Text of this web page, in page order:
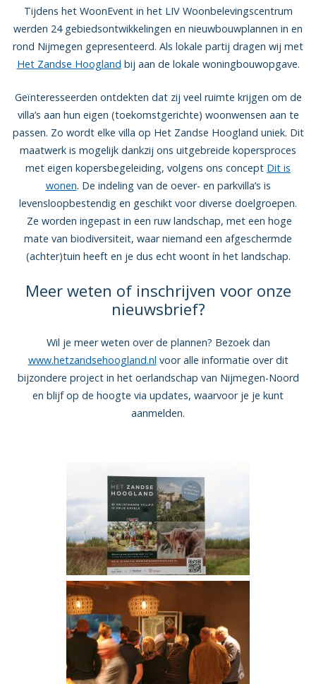
Tijdens het WoonEvent in het LIV Woonbelevingscentrum
werden 24 gebiedsontwikkelingen en nieuwbouwplannen in en
rond Nijmegen gepresenteerd. Als lokale partij dragen wij met
Het Zandse Hoogland bij aan de lokale woningbouwopgave.
Geïnteresseerden ontdekten dat zij veel ruimte krijgen om de
villa’s aan hun eigen (toekomstgerichte) woonwensen aan te
passen. Zo wordt elke villa op Het Zandse Hoogland uniek. Dit
maatwerk is mogelijk dankzij ons uitgebreide kopersproces
met eigen kopersbegeleiding, volgens ons concept Dit is
wonen. De indeling van de oever- en parkvilla’s is
levensloopbestendig en geschikt voor diverse doelgroepen.
Ze worden ingepast in een ruw landschap, met een hoge
mate van biodiversiteit, waar niemand een afgeschermde
(achter)tuin heeft en je dus echt woont ín het landschap.
Meer weten of inschrijven voor onze
nieuwsbrief?
Wil je meer weten over de plannen? Bezoek dan
www.hetzandsehoogland.nl voor alle informatie over dit
bijzondere project in het oerlandschap van Nijmegen-Noord
en blijf op de hoogte via updates, waarvoor je je kunt
aanmelden.